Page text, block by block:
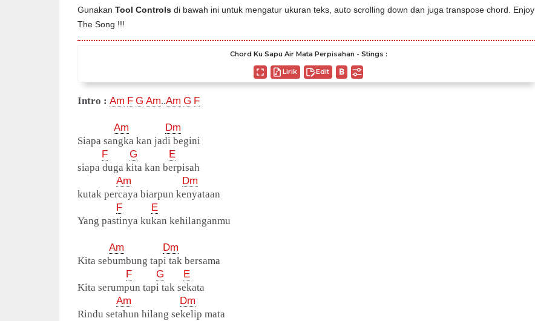
Gunakan Tool Controls di bawah ini untuk mengatur ukuran teks, auto scrolling down dan juga transpose chord. Enjoy
The Song !!!
Chord Ku Sapu Air Mata Perpisahan - Stings :
Lirik Edit
Intro : Am F G Am..Am G F
Am
Dm
Siapa sangka kan jadi begini
F
G
E
siapa duga kita kan berpisah
Am
Dm
kutak percaya biarpun kenyataan
F
E
Yang pastinya kukan kehilanganmu
Am
Dm
Kita sebumbung tapi tak bersama
F
G
E
Kita serumpun tapi tak sekata
Am
Dm
Rindu setahun hilang sekelip mata